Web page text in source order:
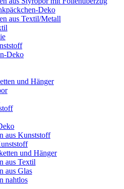
Deko
aus Textil/Metall
Deko
und Hänger
aus Kunststoff
und Hänger
aus Textil
aus Glas
nahtlos